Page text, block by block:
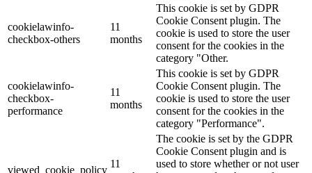
cookielawinfo-
checkbox-others
11
months
This cookie is set by GDPR
Cookie Consent plugin. The
cookie is used to store the user
consent for the cookies in the
category "Other.
cookielawinfo-
checkbox-
performance
11
months
This cookie is set by GDPR
Cookie Consent plugin. The
cookie is used to store the user
consent for the cookies in the
category "Performance".
viewed_cookie_policy
11
The cookie is set by the GDPR
Cookie Consent plugin and is
used to store whether or not user